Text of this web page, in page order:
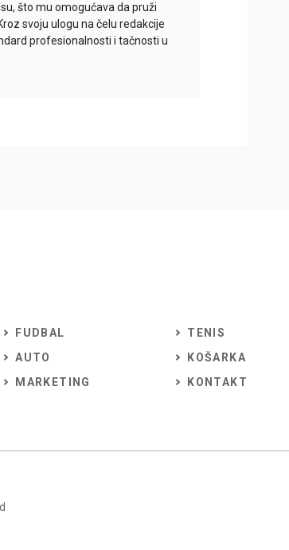
što mu omogućava da pruži
svoju ulogu na čelu redakcije
profesionalnosti i tačnosti u
FUDBAL
AUTO
MARKETING
TENIS
KOŠARKA
KONTAKT